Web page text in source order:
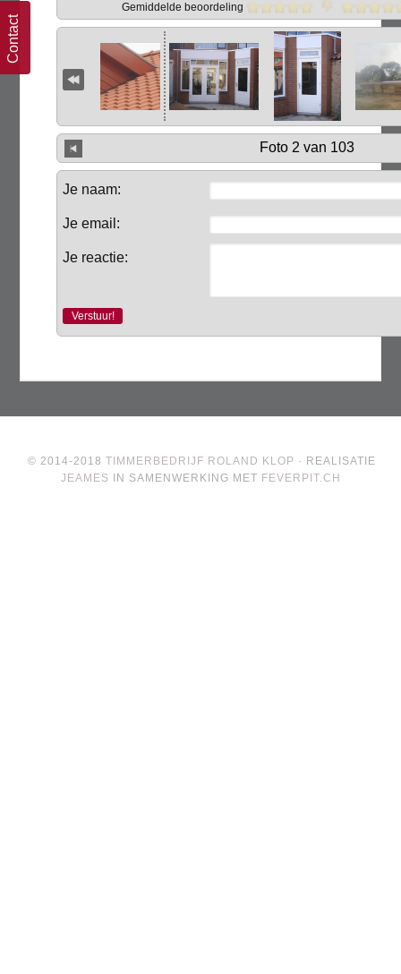
Gemiddelde beoordeling
Foto 2 van 103
Je naam:
Je email:
Je reactie:
© 2014-2018 TIMMERBEDRIJF ROLAND KLOP · REALISATIE
JEAMES IN SAMENWERKING MET FEVERPIT.CH
Contact